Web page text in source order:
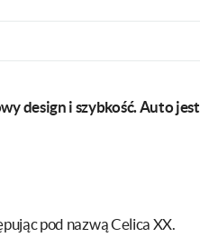
design i szybkość. Auto jest
pod nazwą Celica XX.